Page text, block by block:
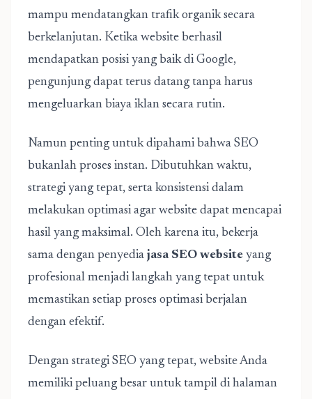
mampu mendatangkan trafik organik secara
berkelanjutan. Ketika website berhasil
mendapatkan posisi yang baik di Google,
pengunjung dapat terus datang tanpa harus
mengeluarkan biaya iklan secara rutin.
Namun penting untuk dipahami bahwa SEO
bukanlah proses instan. Dibutuhkan waktu,
strategi yang tepat, serta konsistensi dalam
melakukan optimasi agar website dapat mencapai
hasil yang maksimal. Oleh karena itu, bekerja
sama dengan penyedia jasa SEO website yang
profesional menjadi langkah yang tepat untuk
memastikan setiap proses optimasi berjalan
dengan efektif.
Dengan strategi SEO yang tepat, website Anda
memiliki peluang besar untuk tampil di halaman